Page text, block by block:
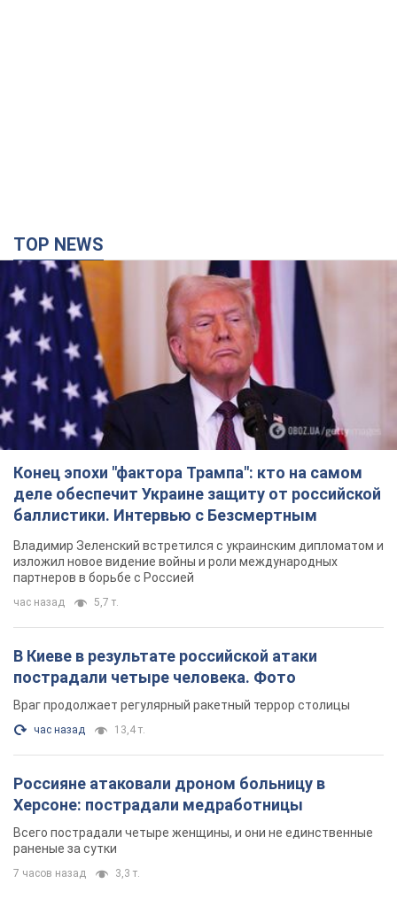
TOP NEWS
Конец эпохи "фактора Трампа": кто на самом
деле обеспечит Украине защиту от российской
баллистики. Интервью с Безсмертным
Владимир Зеленский встретился с украинским дипломатом и
изложил новое видение войны и роли международных
партнеров в борьбе с Россией
час назад 5,7 т.
В Киеве в результате российской атаки
пострадали четыре человека. Фото
Враг продолжает регулярный ракетный террор столицы
час назад 13,4 т.
Россияне атаковали дроном больницу в
Херсоне: пострадали медработницы
Всего пострадали четыре женщины, и они не единственные
раненые за сутки
7 часов назад 3,3 т.